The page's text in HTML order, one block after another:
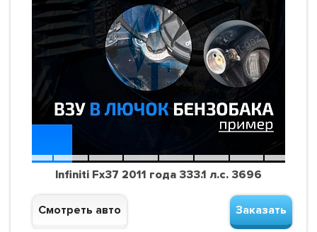
Infiniti Fx37 2011 года 333.1 л.с. 3696
Смотреть авто Заказать